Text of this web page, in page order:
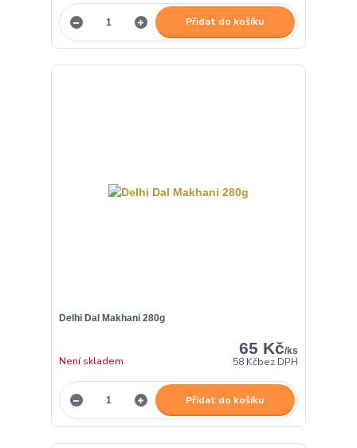
Přidat do košíku
Delhi Dal Makhani 280g
65 Kč/ks
58 Kčbez DPH
Není skladem
Přidat do košíku